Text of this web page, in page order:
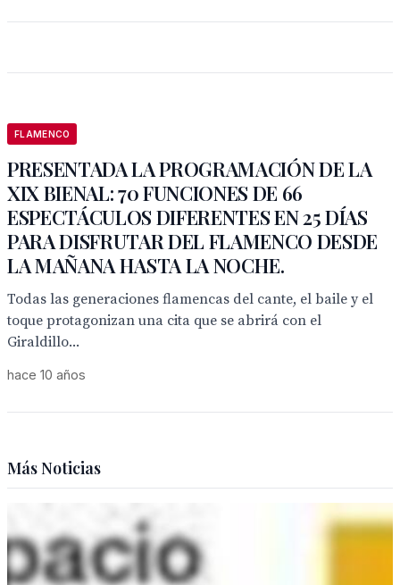
FLAMENCO
PRESENTADA LA PROGRAMACIÓN DE LA
XIX BIENAL: 70 FUNCIONES DE 66
ESPECTÁCULOS DIFERENTES EN 25 DÍAS
PARA DISFRUTAR DEL FLAMENCO DESDE
LA MAÑANA HASTA LA NOCHE.
Todas las generaciones flamencas del cante, el baile y el
toque protagonizan una cita que se abrirá con el
Giraldillo...
hace 10 años
Más Noticias